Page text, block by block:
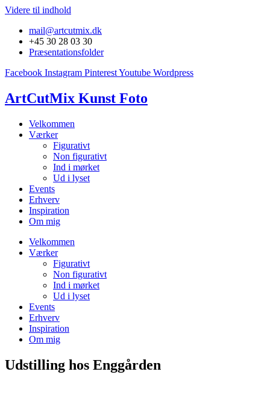
Videre til indhold
mail@artcutmix.dk
+45 30 28 03 30
Præsentationsfolder
Facebook Instagram PinterestYoutube Wordpress
ArtCutMix Kunst Foto
Velkommen
Værker
Figurativt
Non figurativt
Ind i mørket
Ud i lyset
Events
Erhverv
Inspiration
Om mig
Velkommen
Værker
Figurativt
Non figurativt
Ind i mørket
Ud i lyset
Events
Erhverv
Inspiration
Om mig
Udstilling hos Enggården